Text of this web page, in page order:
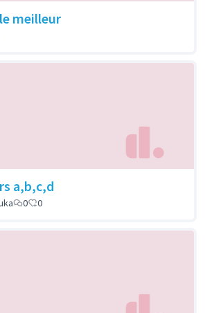
meilleur
a,b,c,d
0 0